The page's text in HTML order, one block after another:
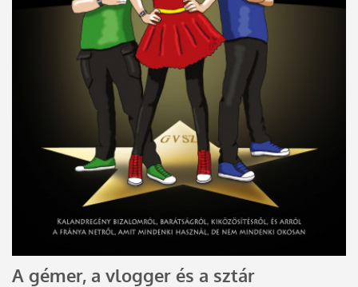
A gémer, a vlogger és a sztár